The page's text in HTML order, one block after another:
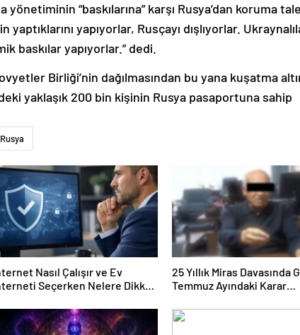
“baskılarına” karşı Rusya’dan koruma
yapıyorlar, Rusçayı dışlıyorlar.
baskılar yapıyorlar.” dedi.
Birliği’nin dağılmasından bu yana kuşatma
yaklaşık 200 bin kişinin Rusya pasaportuna sahip
Rusya
Nasıl Çalışır ve Ev
Seçerken Nelere Dikkat
25 Yıllık Miras Davasında
Temmuz Ayındaki Karar